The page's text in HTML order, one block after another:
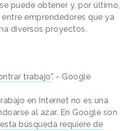
puede obtener y, por último,
emprendedores que ya
diversos proyectos.
trabajo". - Google
en Internet no es una
al azar. En Google son
esta búsqueda requiere de